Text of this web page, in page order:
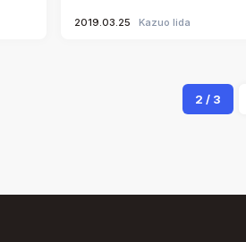
2019.03.25 Kazuo Iida
2 / 3